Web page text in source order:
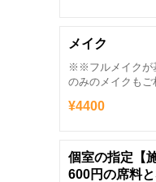
メイク
※※フルメイクが
のみのメイクもご
¥4400
個室の指定【
600円の席料と